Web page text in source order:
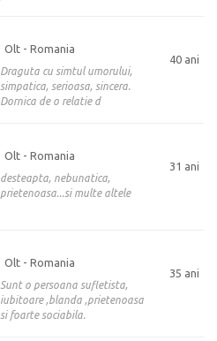
40 ani
Olt - Romania
Draguta cu simtul umorului,
simpatica, serioasa, sincera.
Dornica de o relatie d
31 ani
Olt - Romania
desteapta, nebunatica,
prietenoasa...si multe altele
35 ani
Olt - Romania
Sunt o persoana sufletista,
iubitoare ,blanda ,prietenoasa
si foarte sociabila.